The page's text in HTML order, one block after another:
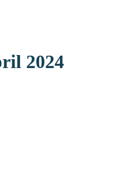
2024